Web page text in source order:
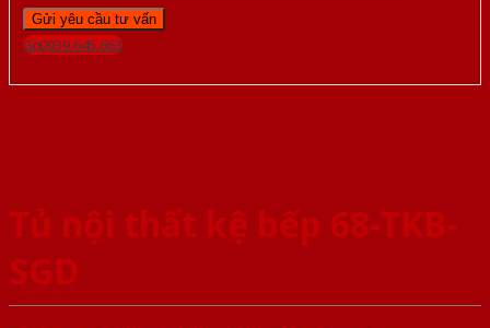
Gọi 0939.645.663
Tủ nội thất kệ bếp 68-TKB-
SGD